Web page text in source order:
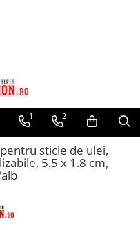
1 2
sticle de ulei,
5.5 x 1.8 cm,